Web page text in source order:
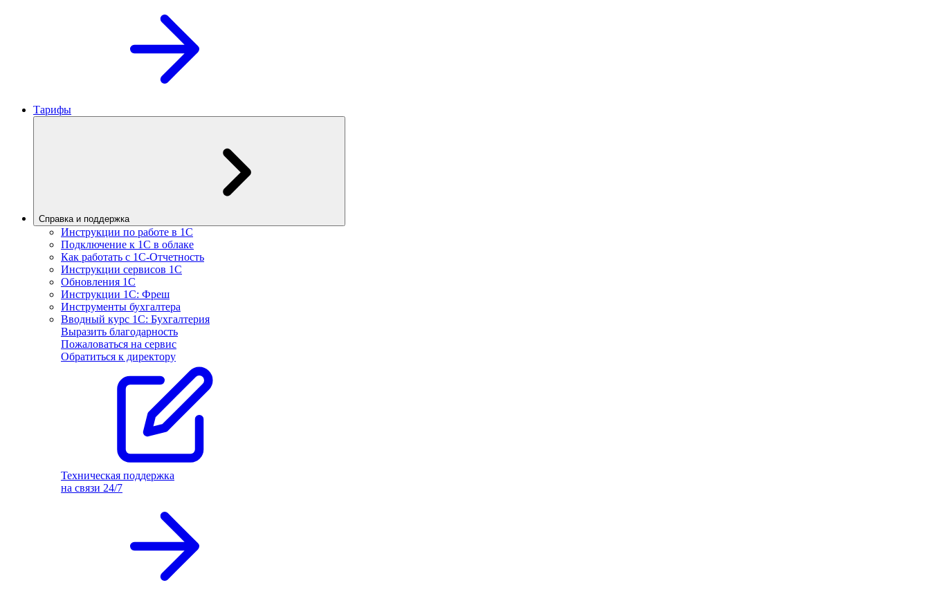
Тарифы
Справка и поддержка
Инструкции по работе в 1С
Подключение к 1С в облаке
Как работать с 1С‑Отчетность
Инструкции сервисов 1С
Обновления 1С
Инструкции 1С: Фреш
Инструменты бухгалтера
Вводный курс 1С: Бухгалтерия
Выразить благодарность
Пожаловаться на сервис
Обратиться к директору
Техническая поддержка
на связи 24/7